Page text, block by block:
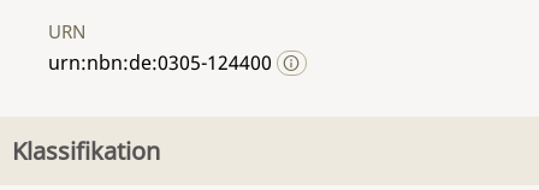
URN
urn:nbn:de:0305-124400
Klassifikation